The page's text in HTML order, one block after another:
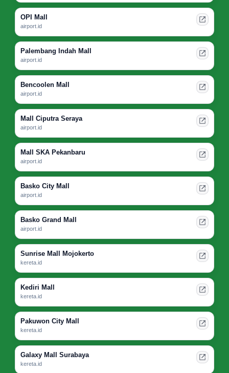
OPI Mall
airport.id
Palembang Indah Mall
airport.id
Bencoolen Mall
airport.id
Mall Ciputra Seraya
airport.id
Mall SKA Pekanbaru
airport.id
Basko City Mall
airport.id
Basko Grand Mall
airport.id
Sunrise Mall Mojokerto
kereta.id
Kediri Mall
kereta.id
Pakuwon City Mall
kereta.id
Galaxy Mall Surabaya
kereta.id